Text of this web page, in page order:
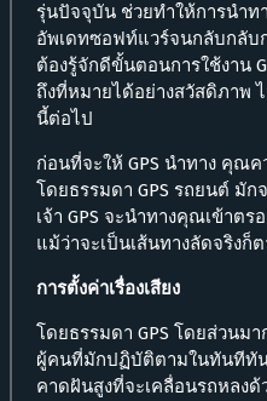
รุ่นปัจจุบัน ช่วยทำให้การนำ
อัพเดทซอฟท์แวร์จนกลับกลับ
ต้องรู้จักดีขั้นตอนการใช้งาน
ถึงที่หมายได้อย่างสวัสดิภาพ
นี้ต่อไป
ก่อนที่จะให้ GPS นำทาง คุณค
โดยธรรมดา GPS รถยนต์ มัก
เจ้า GPS จะนำทางคุณเข้าต
แม้ว่าจะเป็นเส้นทางลัดจริง
การตั้งค่าเรื่องเสียง
โดยธรรมดา GPS โดยส่วนม
ผู้คนที่มักปฏิบัติตามในทันทีทัน
คาดฝันสูงที่จะเคลื่อนรถหลงด้